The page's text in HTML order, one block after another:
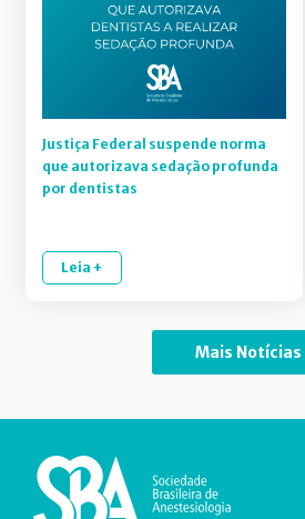
Justiça Federal suspende norma
que autorizava sedação profunda
por dentistas
Leia +
Mais Notícias